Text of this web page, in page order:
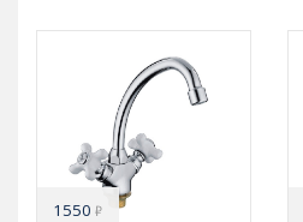
1550₽